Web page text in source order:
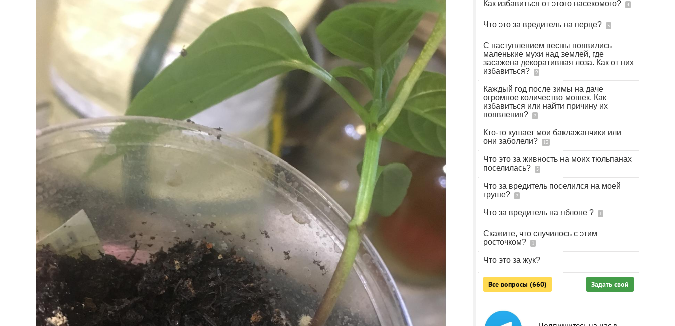
Как избавиться от этого насекомого? 4
Что это за вредитель на перце? 3
С наступлением весны появились
маленькие мухи над землей, где
засажена декоративная лоза. Как от них
избавиться?
9
Каждый год после зимы на даче
огромное количество мошек. Как
избавиться или найти причину их
появления?
2
Кто-то кушает мои баклажанчики или
они заболели?
13
Что это за живность на моих тюльпанах
поселилась?
5
Что за вредитель поселился на моей
груше?
2
Что за вредитель на яблоне ? 1
Скажите, что случилось с этим
росточком?
1
Что это за жук?
Все вопросы (660) Задать свой